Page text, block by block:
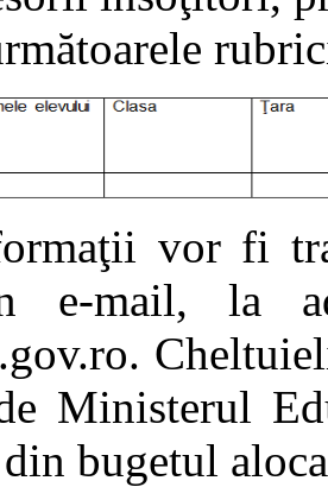
vor fi
e-mail, la
.
Ministerul
bugetul